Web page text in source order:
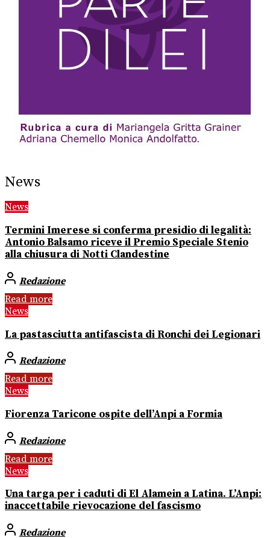
News
News
Termini Imerese si conferma presidio di legalità:
Antonio Balsamo riceve il Premio Speciale Stenio
alla chiusura di Notti Clandestine
Redazione
Read more
News
La pastasciutta antifascista di Ronchi dei Legionari
Redazione
Read more
News
Fiorenza Taricone ospite dell’Anpi a Formia
Redazione
Read more
News
Una targa per i caduti di El Alamein a Latina. L’Anpi:
inaccettabile rievocazione del fascismo
Redazione